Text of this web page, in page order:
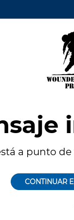
a punto
CONTINUAR